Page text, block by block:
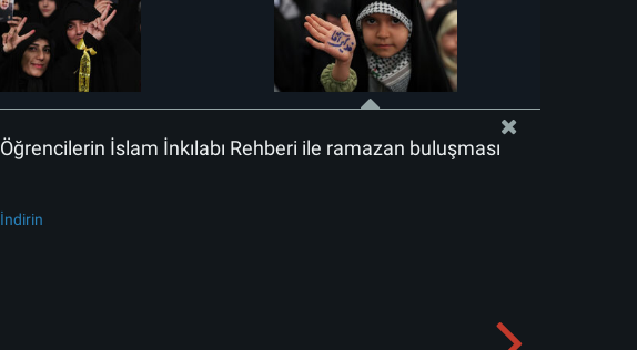
Öğrencilerin İslam İnkılabı Rehberi ile ramazan buluşması
İndirin